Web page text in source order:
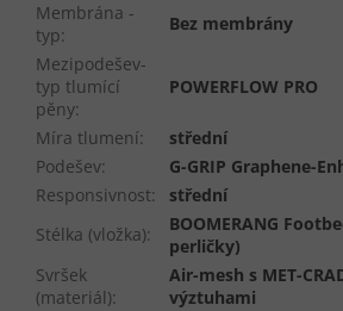
Membrána -
typ:
Bez membrány
Mezipodešev-
typ tlumící
pěny:
POWERFLOW PRO
Míra tlumení:
střední
Podešev:
G-GRIP Graphene-
Responsivnost:
střední
Stélka (vložka):
BOOMERANG
perličky)
Svršek
(materiál):
Air-mesh s MET-
výztuhami